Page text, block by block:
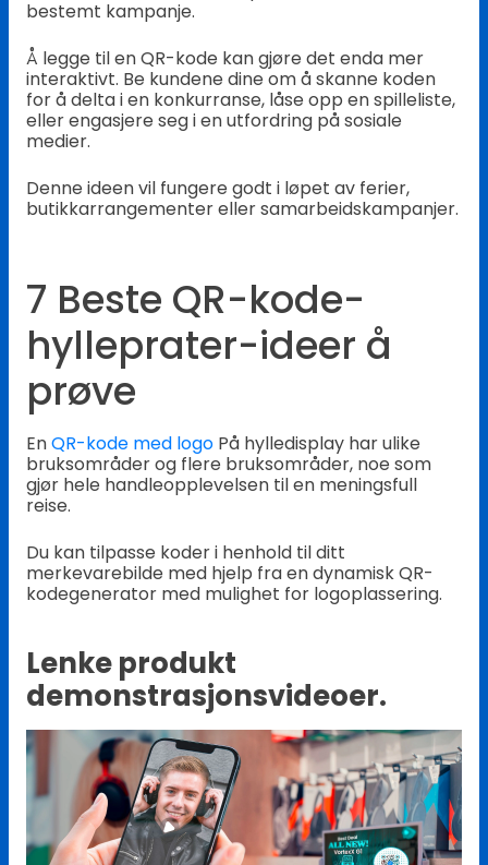
bestemt kampanje.
Å legge til en QR-kode kan gjøre det enda mer
interaktivt. Be kundene dine om å skanne koden
for å delta i en konkurranse, låse opp en spilleliste,
eller engasjere seg i en utfordring på sosiale
medier.
Denne ideen vil fungere godt i løpet av ferier,
butikkarrangementer eller samarbeidskampanjer.
7 Beste QR-kode-
hylleprater-ideer å
prøve
EnQR-kode med logo På hylledisplay har ulike
bruksområder og flere bruksområder, noe som
gjør hele handleopplevelsen til en meningsfull
reise.
Du kan tilpasse koder i henhold til ditt
merkevarebilde med hjelp fra en dynamisk QR-
kodegenerator med mulighet for logoplassering.
Lenke produkt
demonstrasjonsvideoer.